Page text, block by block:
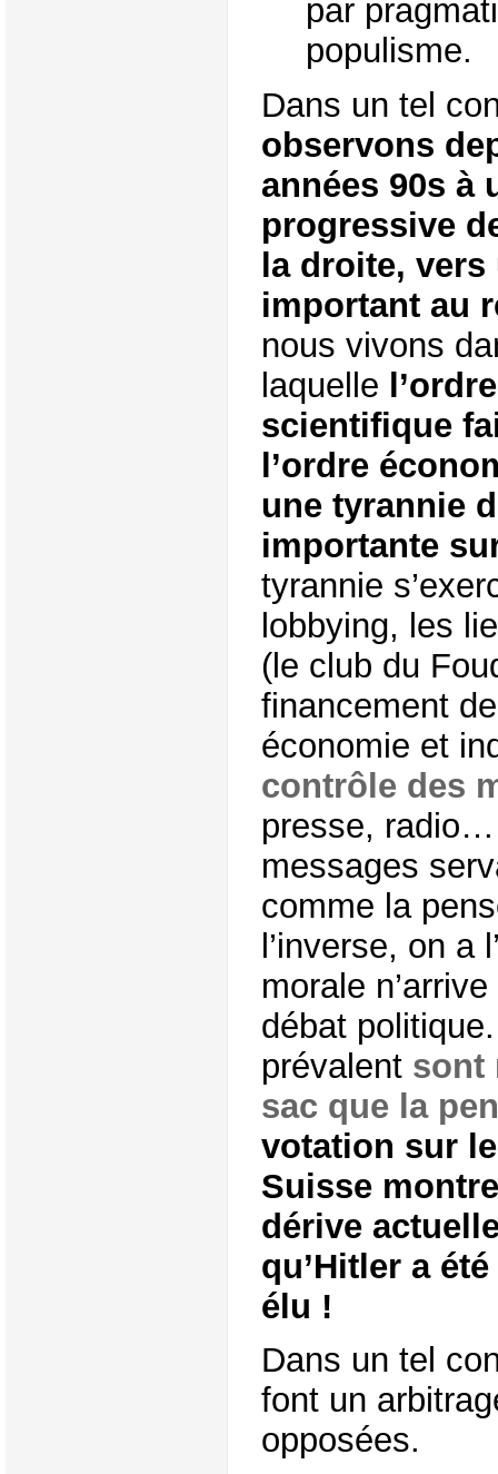
par
populisme.
Dans un tel
observons
années 90s à
progressive
la droite,
important au
nous vivons
laquelle
scientifique
l’ordre
une tyrannie
importante
tyrannie
lobbying, les
(le club du
financement
économie et
contrôle des
presse,
messages
comme la
l’inverse, on a
morale
débat
prévalent sont
sac que la
votation sur
Suisse
dérive
qu’Hitler a
élu !
Dans un tel
font un
opposées.